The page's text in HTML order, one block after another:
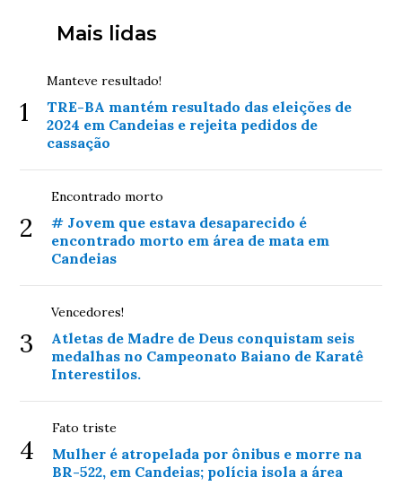
Mais lidas
1
Manteve resultado!
TRE-BA mantém resultado das eleições de
2024 em Candeias e rejeita pedidos de
cassação
2
Encontrado morto
# Jovem que estava desaparecido é
encontrado morto em área de mata em
Candeias
3
Vencedores!
Atletas de Madre de Deus conquistam seis
medalhas no Campeonato Baiano de Karatê
Interestilos.
4
Fato triste
Mulher é atropelada por ônibus e morre na
BR-522, em Candeias; polícia isola a área